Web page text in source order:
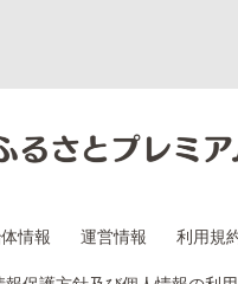
情報 運営情報 利用規